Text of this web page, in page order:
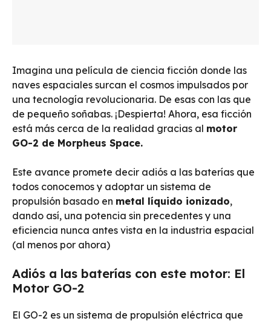
Imagina una película de ciencia ficción donde las
naves espaciales surcan el cosmos impulsados por
una tecnología revolucionaria. De esas con las que
de pequeño soñabas. ¡Despierta! Ahora, esa ficción
está más cerca de la realidad gracias al motor
GO-2 de Morpheus Space.
Este avance promete decir adiós a las baterías que
todos conocemos y adoptar un sistema de
propulsión basado en metal líquido ionizado,
dando así, una potencia sin precedentes y una
eficiencia nunca antes vista en la industria espacial
(al menos por ahora)
Adiós a las baterías con este motor: El
Motor GO-2
El GO-2 es un sistema de propulsión eléctrica que